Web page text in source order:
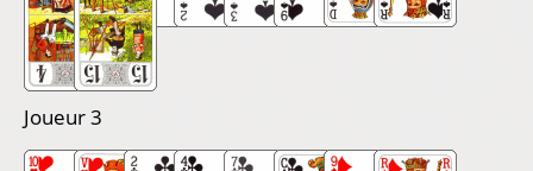
Joueur 3